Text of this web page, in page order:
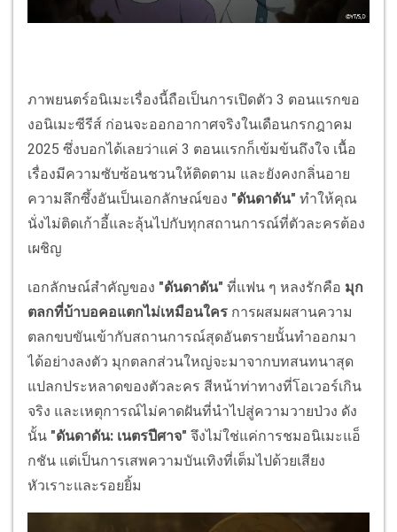
ภาพยนตร์อนิเมะเรื่องนี้ถือเป็นการเปิดตัว 3 ตอนแรกขอ
งอนิเมะซีรีส์ ก่อนจะออกอากาศจริงในเดือนกรกฎาคม
2025 ซึ่งบอกได้เลยว่าแค่ 3 ตอนแรกก็เข้มข้นถึงใจ เนื้อ
เรื่องมีความซับซ้อนชวนให้ติดตาม และยังคงกลิ่นอาย
ความลึกซึ้งอันเป็นเอกลักษณ์ของ "ดันดาดัน" ทำให้คุณ
นั่งไม่ติดเก้าอี้และลุ้นไปกับทุกสถานการณ์ที่ตัวละครต้อง
เผชิญ
เอกลักษณ์สำคัญของ "ดันดาดัน" ที่แฟน ๆ หลงรักคือ มุก
ตลกที่บ้าบอคอแตกไม่เหมือนใคร การผสมผสานความ
ตลกขบขันเข้ากับสถานการณ์สุดอันตรายนั้นทำออกมา
ได้อย่างลงตัว มุกตลกส่วนใหญ่จะมาจากบทสนทนาสุด
แปลกประหลาดของตัวละคร สีหน้าท่าทางที่โอเวอร์เกิน
จริง และเหตุการณ์ไม่คาดฝันที่นำไปสู่ความวายป่วง ดัง
นั้น "ดันดาดัน: เนตรปีศาจ" จึงไม่ใช่แค่การชมอนิเมะแอ็
กชัน แต่เป็นการเสพความบันเทิงที่เต็มไปด้วยเสียง
หัวเราะและรอยยิ้ม